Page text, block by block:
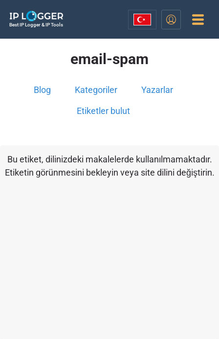
Best IP Logger & IP Tools
email-spam
Blog Kategoriler Yazarlar
Etiketler bulut